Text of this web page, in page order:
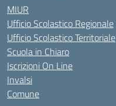
MIUR
Ufficio Scolastico Regionale
Ufficio Scolastico Territoriale
Scuola in Chiaro
Iscrizioni On Line
Invalsi
Comune